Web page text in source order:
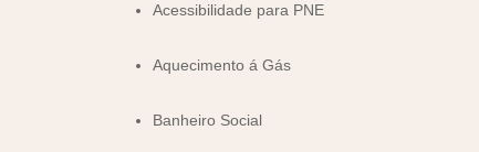
Acessibilidade para PNE
Aquecimento á Gás
Banheiro Social